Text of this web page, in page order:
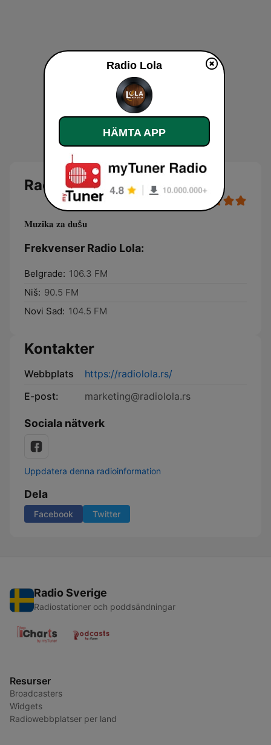
Radio Lola
𝐌𝐮𝐳𝐢𝐤𝐚 𝐳𝐚 𝐝𝐮š𝐮
Frekvenser Radio Lola:
Belgrade: 106.3 FM
Niš: 90.5 FM
Novi Sad: 104.5 FM
Kontakter
Webbplats
https://radiolola.rs/
E-post:
marketing@radiolola.rs
Sociala nätverk
Uppdatera denna radioinformation
Dela
Facebook Twitter
Radio Sverige
Radiostationer och poddsändningar
Resurser
Broadcasters
Widgets
Radiowebbplatser per land
Radio Lola
HÄMTA APP